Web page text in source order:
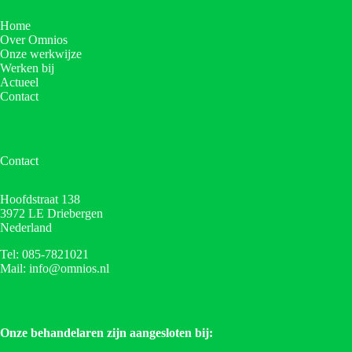
Home
Over Omnios
Onze werkwijze
Werken bij
Actueel
Contact
Contact
Hoofdstraat 138
3972 LE Driebergen
Nederland
Tel: 085-7821021
Mail: info@omnios.nl
Onze behandelaren zijn aangesloten bij: